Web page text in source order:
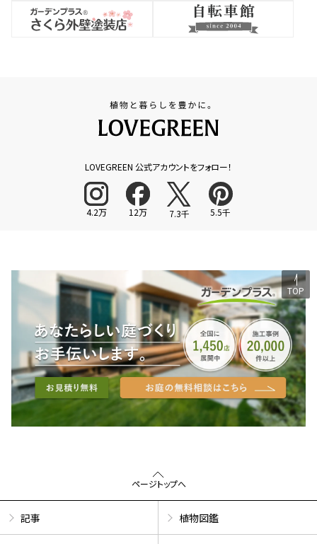
LOVEGREEN 公式アカウントをフォロー！
4.2万 12万 7.3千 5.5千
TOP
ページトップへ
記事 植物図鑑